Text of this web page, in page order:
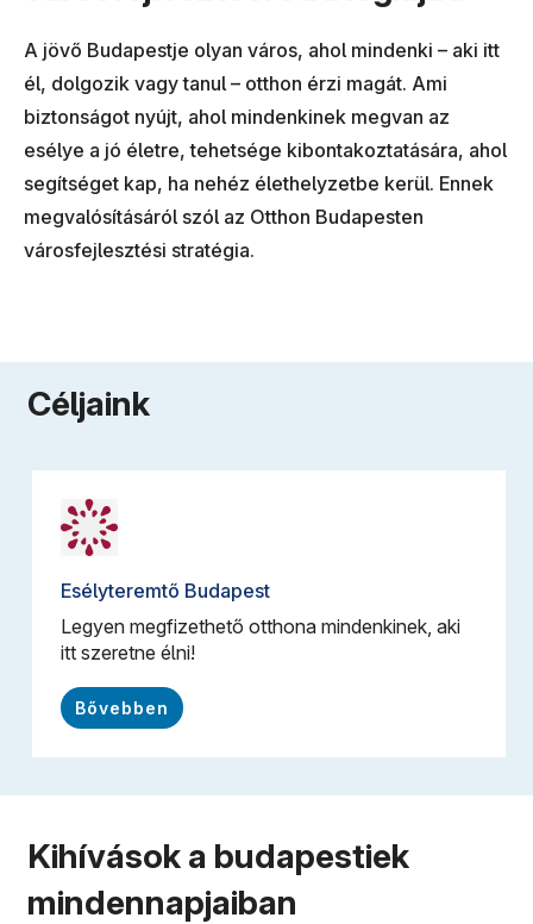
A jövő Budapestje olyan város, ahol mindenki – aki itt
él, dolgozik vagy tanul – otthon érzi magát. Ami
biztonságot nyújt, ahol mindenkinek megvan az
esélye a jó életre, tehetsége kibontakoztatására, ahol
segítséget kap, ha nehéz élethelyzetbe kerül. Ennek
megvalósításáról szól az Otthon Budapesten
városfejlesztési stratégia.
Céljaink
Esélyteremtő Budapest
Legyen megfizethető otthona mindenkinek, aki
itt szeretne élni!
Bővebben
Kihívások a budapestiek
mindennapjaiban